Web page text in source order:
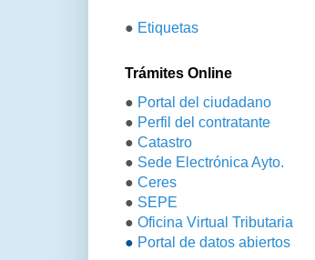
● Etiquetas
Trámites Online
● Portal del ciudadano
● Perfil del contratante
● Catastro
● Sede Electrónica Ayto.
● Ceres
● SEPE
● Oficina Virtual Tributaria
● Portal de datos abiertos